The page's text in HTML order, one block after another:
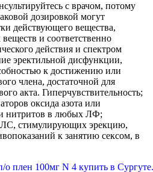
с врачом, потому
дозировкой могут
действующего вещества,
и соответственно
действия и спектром
эректильной дисфункции,
к достижению или
члена, достаточной для
акта. Гиперчувствительность;
оксида азота или
нитритов в любых ЛФ;
стимулирующих эрекцию,
к занятию сексом, в